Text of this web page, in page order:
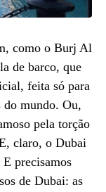
como o Burj Al
de barco, que
feita só para
do mundo. Ou,
pela torção
claro, o Dubai
precisamos
de Dubai: as